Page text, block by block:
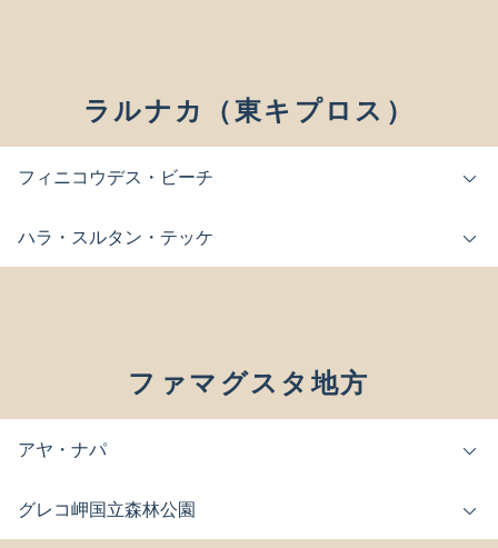
ラルナカ（東キプロス）
フィニコウデス・ビーチ
ハラ・スルタン・テッケ
ファマグスタ地方
アヤ・ナパ
グレコ岬国立森林公園